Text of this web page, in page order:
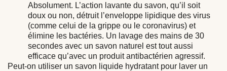
Absolument. L’action lavante du savon, qu’il soit
doux ou non, détruit l’enveloppe lipidique des virus
(comme celui de la grippe ou le coronavirus) et
élimine les bactéries. Un lavage des mains de 30
secondes avec un savon naturel est tout aussi
efficace qu’avec un produit antibactérien agressif.
Peut-on utiliser un savon liquide hydratant pour laver un